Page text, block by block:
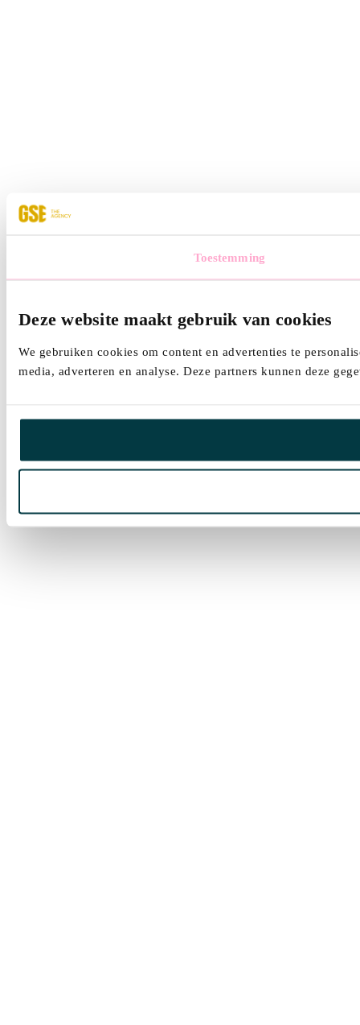
Toestemming
Deze website maakt gebruik van cookies
We gebruiken cookies om content en advertenties te
media, adverteren en analyse. Deze partners kunnen deze